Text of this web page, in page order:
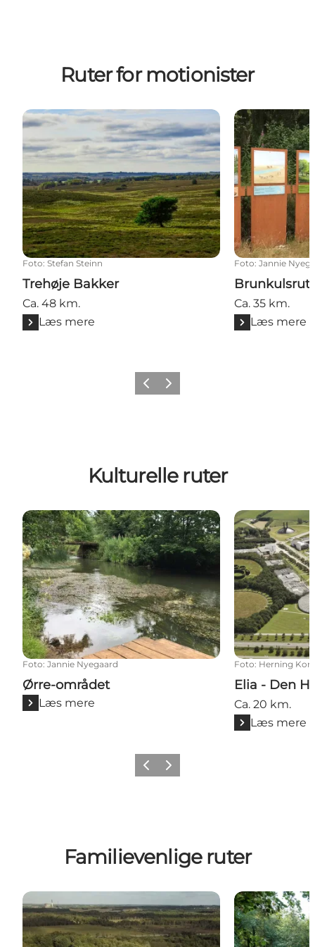
Ruter for motionister
Trehøje Bakker
Foto: Stefan Steinn
Trehøje Bakker
Ca. 48 km.
Læs mere
Foto: Jannie
Ca. 35 km.
Læs mere
Forrige billede
Næste billede
Kulturelle ruter
Ørre-området
Foto: Jannie Nyegaard
Ørre-området
Læs mere
Elia - Den
Foto: Herning
Elia - Den
Ca. 20 km.
Læs mere
Forrige billede
Næste billede
Familievenlige ruter
Knudmosen - Rind Kirke - Skærbæk Hjertestien,